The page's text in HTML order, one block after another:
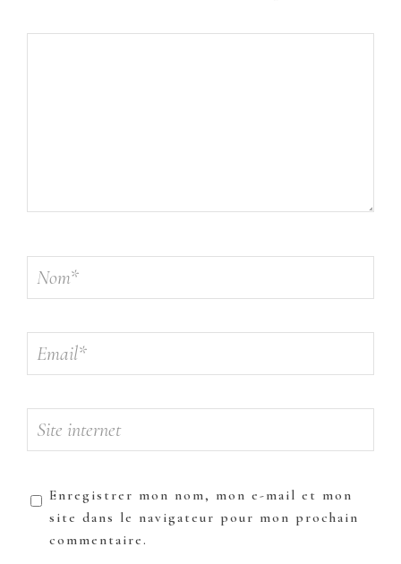
Enregistrer mon nom, mon e-mail et mon
site dans le navigateur pour mon prochain
commentaire.